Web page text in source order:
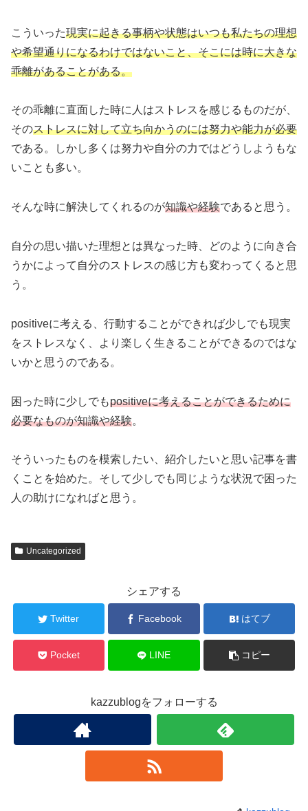
こういった現実に起きる事柄や状態はいつも私たちの理想
や希望通りになるわけではないこと、そこには時に大きな
乖離があることがある。
その乖離に直面した時に人はストレスを感じるものだが、
そのストレスに対して立ち向かうのには努力や能力が必要
である。しかし多くは努力や自分の力ではどうしようもな
いことも多い。
そんな時に解決してくれるのが知識や経験であると思う。
自分の思い描いた理想とは異なった時、どのように向き合
うかによって自分のストレスの感じ方も変わってくると思
う。
positiveに考える、行動することができれば少しでも現実
をストレスなく、より楽しく生きることができるのではな
いかと思うのである。
困った時に少しでもpositiveに考えることができるために
必要なものが知識や経験。
そういったものを模索したい、紹介したいと思い記事を書
くことを始めた。そして少しでも同じような状況で困った
人の助けになればと思う。
Uncategorized
シェアする
Twitter Facebook はてブ
Pocket LINE コピー
kazzublogをフォローする